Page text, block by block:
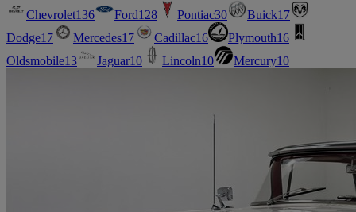
Chevrolet136 Ford128 Pontiac30 Buick17
Dodge17 Mercedes17 Cadillac16 Plymouth16
Oldsmobile13 Jaguar10 Lincoln10 Mercury10